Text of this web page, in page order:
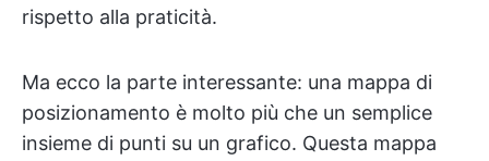
rispetto alla praticità.
Ma ecco la parte interessante: una mappa di
posizionamento è molto più che un semplice
insieme di punti su un grafico. Questa mappa